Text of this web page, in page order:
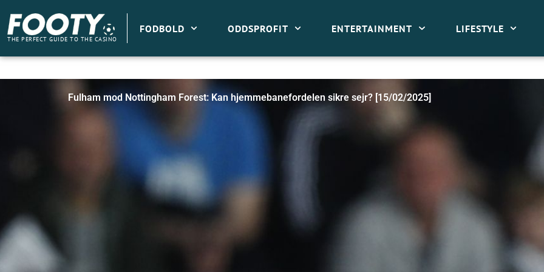
indholdet
THE PERFECT GUIDE TO THE CASINO
FODBOLD ODDSPROFIT ENTERTAINMENT LIFESTYLE
Fulham mod Nottingham Forest: Kan hjemmebanefordelen sikre sejr? [15/02/2025]